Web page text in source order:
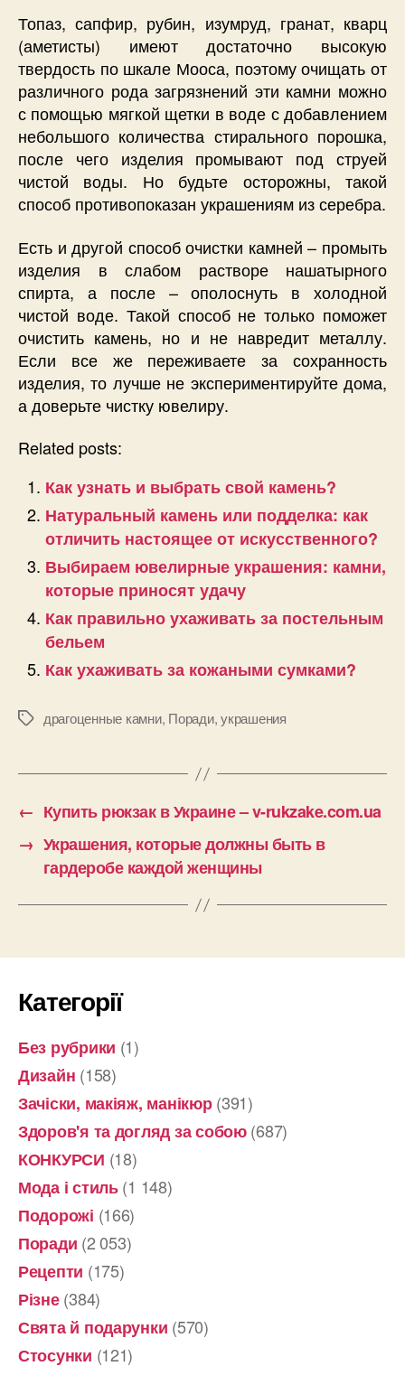
Топаз, сапфир, рубин, изумруд, гранат, кварц
(аметисты) имеют достаточно высокую
твердость по шкале Мооса, поэтому очищать от
различного рода загрязнений эти камни можно
с помощью мягкой щетки в воде с добавлением
небольшого количества стирального порошка,
после чего изделия промывают под струей
чистой воды. Но будьте осторожны, такой
способ противопоказан украшениям из серебра.
Есть и другой способ очистки камней – промыть
изделия в слабом растворе нашатырного
спирта, а после – ополоснуть в холодной
чистой воде. Такой способ не только поможет
очистить камень, но и не навредит металлу.
Если все же переживаете за сохранность
изделия, то лучше не экспериментируйте дома,
а доверьте чистку ювелиру.
Related posts:
Как узнать и выбрать свой камень?
Натуральный камень или подделка: как
отличить настоящее от искусственного?
Выбираем ювелирные украшения: камни,
которые приносят удачу
Как правильно ухаживать за постельным
бельем
Как ухаживать за кожаными сумками?
Позначкидрагоценные камни, Поради,украшения
← Купить рюкзак в Украине – v-rukzake.com.ua
→ Украшения, которые должны быть в
гардеробе каждой женщины
Категорії
Без рубрики (1)
Дизайн (158)
Зачіски, макіяж, манікюр(391)
Здоров'я та догляд за собою(687)
КОНКУРСИ (18)
Мода і стиль(1 148)
Подорожі (166)
Поради (2 053)
Рецепти (175)
Різне(384)
Свята й подарунки (570)
Стосунки (121)